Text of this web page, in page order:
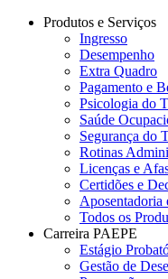
Produtos e Serviços
Ingresso
Desempenho
Extra Quadro
Pagamento e
Psicologia do
Saúde
Segurança do
Rotinas
Licenças e
Certidões e
Aposentadoria
Todos os
Carreira PAEPE
Estágio
Gestão de